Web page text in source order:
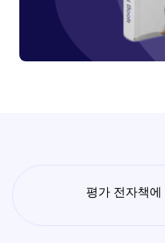
평가 전자책